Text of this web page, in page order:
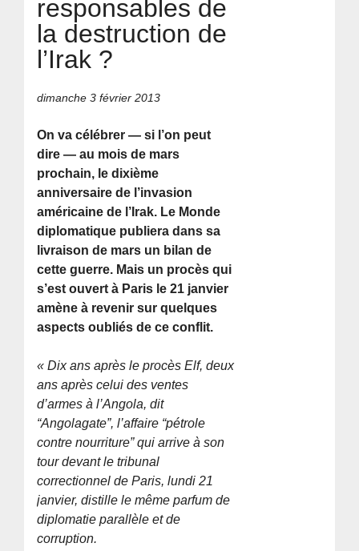
responsables de
la destruction de
l’Irak ?
dimanche 3 février 2013
On va célébrer — si l’on peut
dire — au mois de mars
prochain, le dixième
anniversaire de l’invasion
américaine de l’Irak. Le Monde
diplomatique publiera dans sa
livraison de mars un bilan de
cette guerre. Mais un procès qui
s’est ouvert à Paris le 21 janvier
amène à revenir sur quelques
aspects oubliés de ce conflit.
« Dix ans après le procès Elf, deux
ans après celui des ventes
d’armes à l’Angola, dit
“Angolagate”, l’affaire “pétrole
contre nourriture” qui arrive à son
tour devant le tribunal
correctionnel de Paris, lundi 21
janvier, distille le même parfum de
diplomatie parallèle et de
corruption.